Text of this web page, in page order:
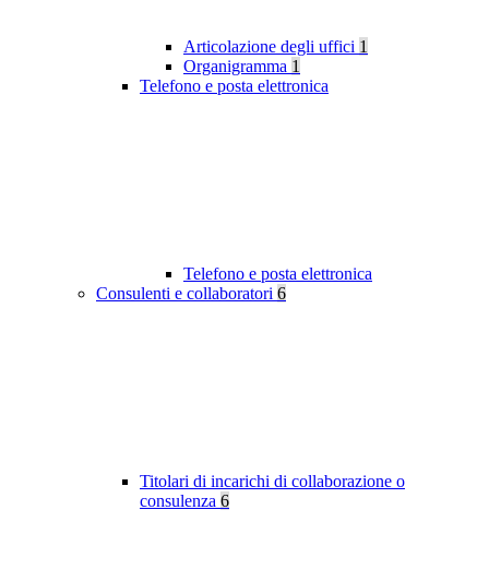
Articolazione degli uffici 1
Organigramma 1
Telefono e posta elettronica
Telefono e posta elettronica
Consulenti e collaboratori 6
Titolari di incarichi di collaborazione o
consulenza 6